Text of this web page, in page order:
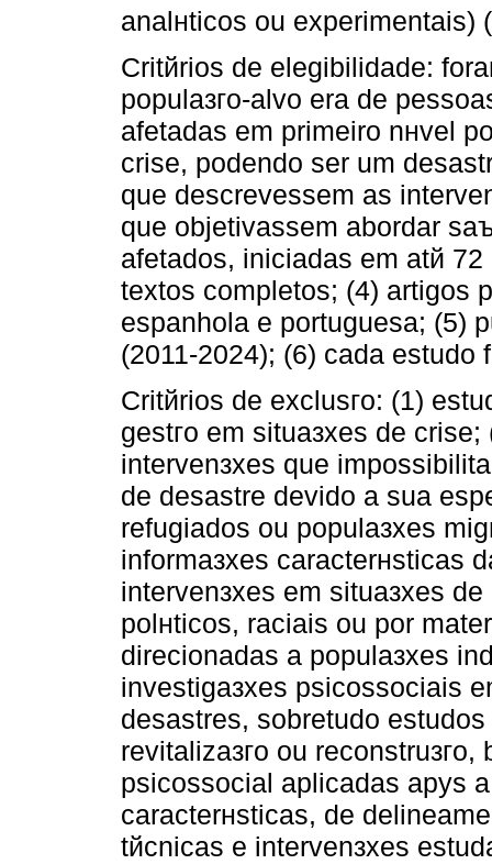
analнticos ou experimentais) (
Critйrios de elegibilidade:
populaзгo-alvo era de
afetadas em primeiro nнvel
crise, podendo ser um
que descrevessem as
que objetivassem abordar
afetados, iniciadas em atй
textos completos; (4) artigos
espanhola e portuguesa; (5)
(2011-2024); (6) cada
Critйrios de exclusгo: (1)
gestгo em situaзхes de
intervenзхes que
de desastre devido a sua
refugiados ou populaзхes
informaзхes caracterнsticas
intervenзхes em situaзхes
polнticos, raciais ou por
direcionadas a populaзхes
investigaзхes psicossociais
desastres, sobretudo
revitalizaзгo ou
psicossocial aplicadas apуs
caracterнsticas, de
tйcnicas e intervenзхes